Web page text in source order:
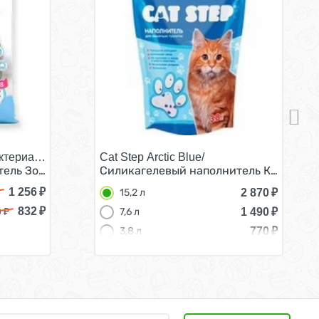
8 л (3,3 кг)
Зоо Няня для кошачьего туалета Силикагелевый 8 л
1 256₽
₽ 832₽
Cat Step Arctic Blue/
Силикагелевый наполнитель Кэт Степ
15,2 л 2 870₽
7,6 л
1 490₽
3,8 л
770 ₽